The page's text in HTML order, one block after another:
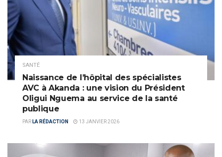
SANTÉ
Naissance de l’hôpital des spécialistes
AVC à Akanda : une vision du Président
Oligui Nguema au service de la santé
publique
PAR LA RÉDACTION 13 JANVIER 2026